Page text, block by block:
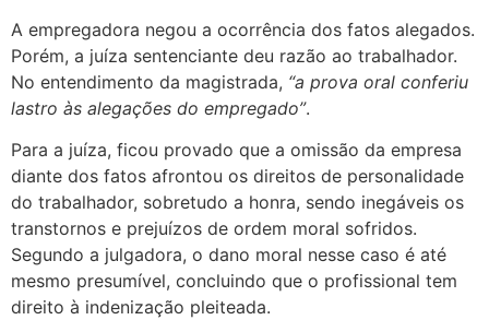
A empregadora negou a ocorrência dos fatos alegados.
Porém, a juíza sentenciante deu razão ao trabalhador.
No entendimento da magistrada, “a prova oral conferiu
lastro às alegações do empregado”.
Para a juíza, ficou provado que a omissão da empresa
diante dos fatos afrontou os direitos de personalidade
do trabalhador, sobretudo a honra, sendo inegáveis os
transtornos e prejuízos de ordem moral sofridos.
Segundo a julgadora, o dano moral nesse caso é até
mesmo presumível, concluindo que o profissional tem
direito à indenização pleiteada.